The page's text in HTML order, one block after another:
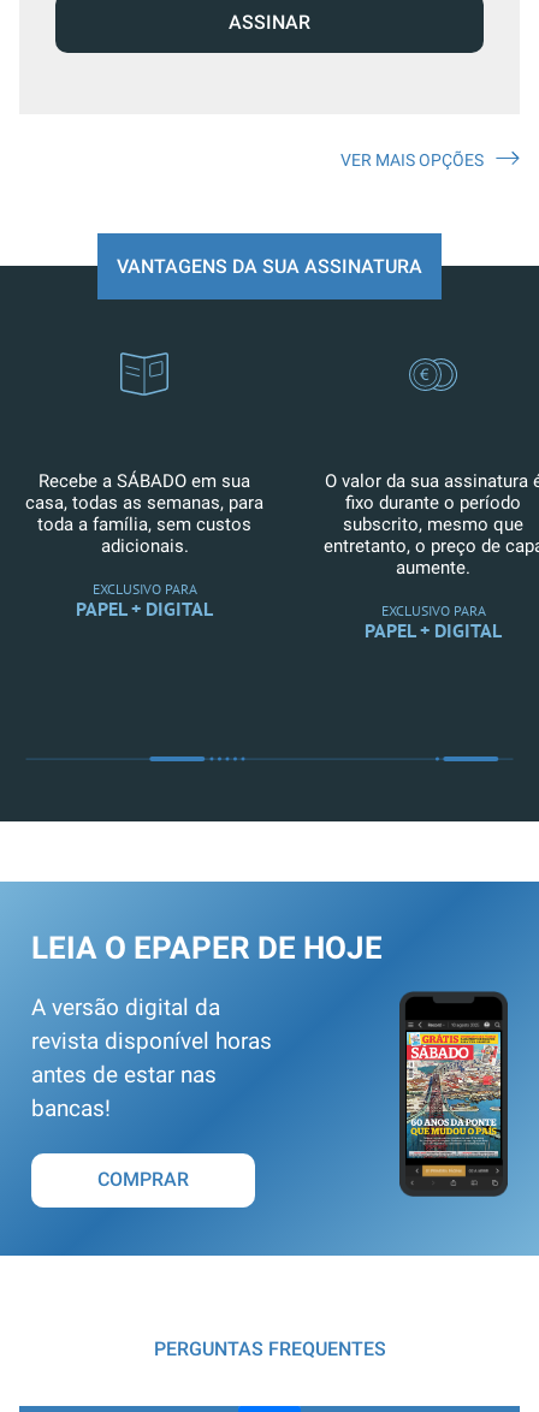
ASSINAR
VER MAIS OPÇÕES
VANTAGENS DA SUA ASSINATURA
Recebe a SÁBADO em sua
casa, todas as semanas, para
toda a família, sem custos
adicionais.
EXCLUSIVO PARA
PAPEL + DIGITAL
O valor da sua assinatura
fixo durante o período
subscrito, mesmo que
entretanto, o preço de
aumente.
EXCLUSIVO PARA
PAPEL + DIGITAL
LEIA O EPAPER DE HOJE
A versão digital da
revista disponível horas
antes de estar nas
bancas!
COMPRAR
PERGUNTAS FREQUENTES